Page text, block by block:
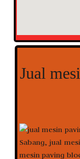
Jual